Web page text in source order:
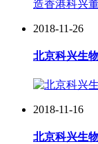
2018-11-26
北京科兴生
2018-11-16
北京科兴生